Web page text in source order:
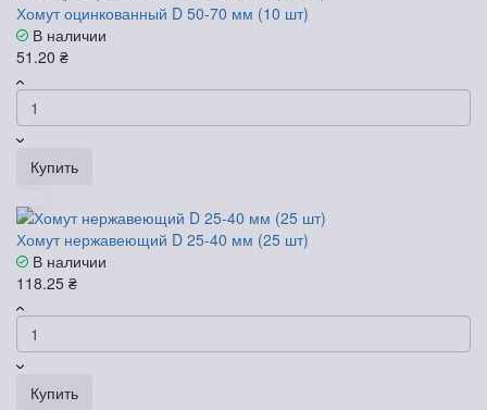
Хомут оцинкованный D 50-70 мм (10 шт)
В наличии
51.20 ₴
Купить
Хомут нержавеющий D 25-40 мм (25 шт)
В наличии
118.25 ₴
Купить